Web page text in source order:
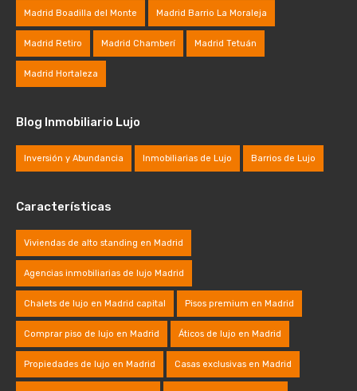
Madrid Boadilla del Monte Madrid Barrio La Moraleja
Madrid Retiro Madrid Chamberí Madrid Tetuán
Madrid Hortaleza
Blog Inmobiliario Lujo
Inversión y Abundancia Inmobiliarias de Lujo Barrios de Lujo
Características
Viviendas de alto standing en Madrid
Agencias inmobiliarias de lujo Madrid
Chalets de lujo en Madrid capital Pisos premium en Madrid
Comprar piso de lujo en Madrid Áticos de lujo en Madrid
Propiedades de lujo en Madrid Casas exclusivas en Madrid